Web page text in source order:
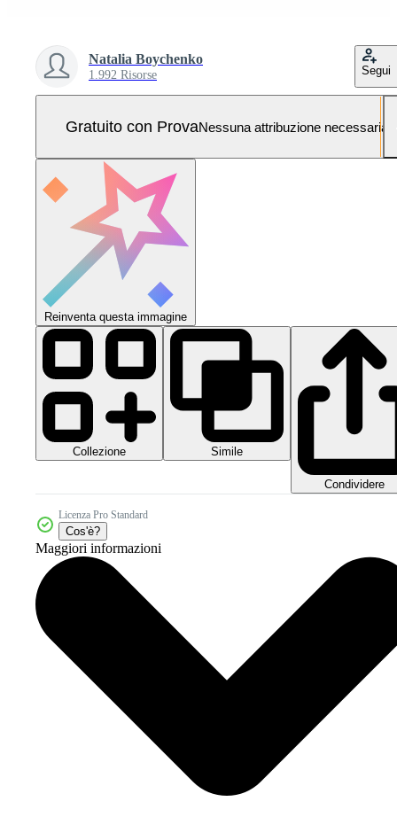
Natalia Boychenko
1.992 Risorse Segui
Gratuito con ProvaNessuna attribuzione necessaria
Reinventa questa immagine
Collezione Simile
Condividere
Licenza Pro Standard
Cos'è?
Maggiori informazioni